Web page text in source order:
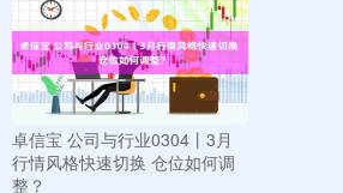
卓信宝 公司与行业0304丨3月
行情风格快速切换 仓位如何调
整？